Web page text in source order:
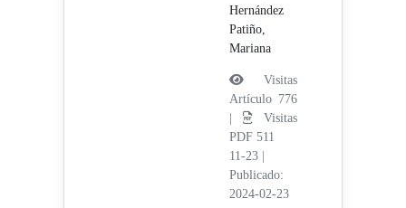
Hernández
Patiño,
Mariana
Visitas
Artículo 776
Visitas
PDF 511
11-23
Publicado:
2024-02-23